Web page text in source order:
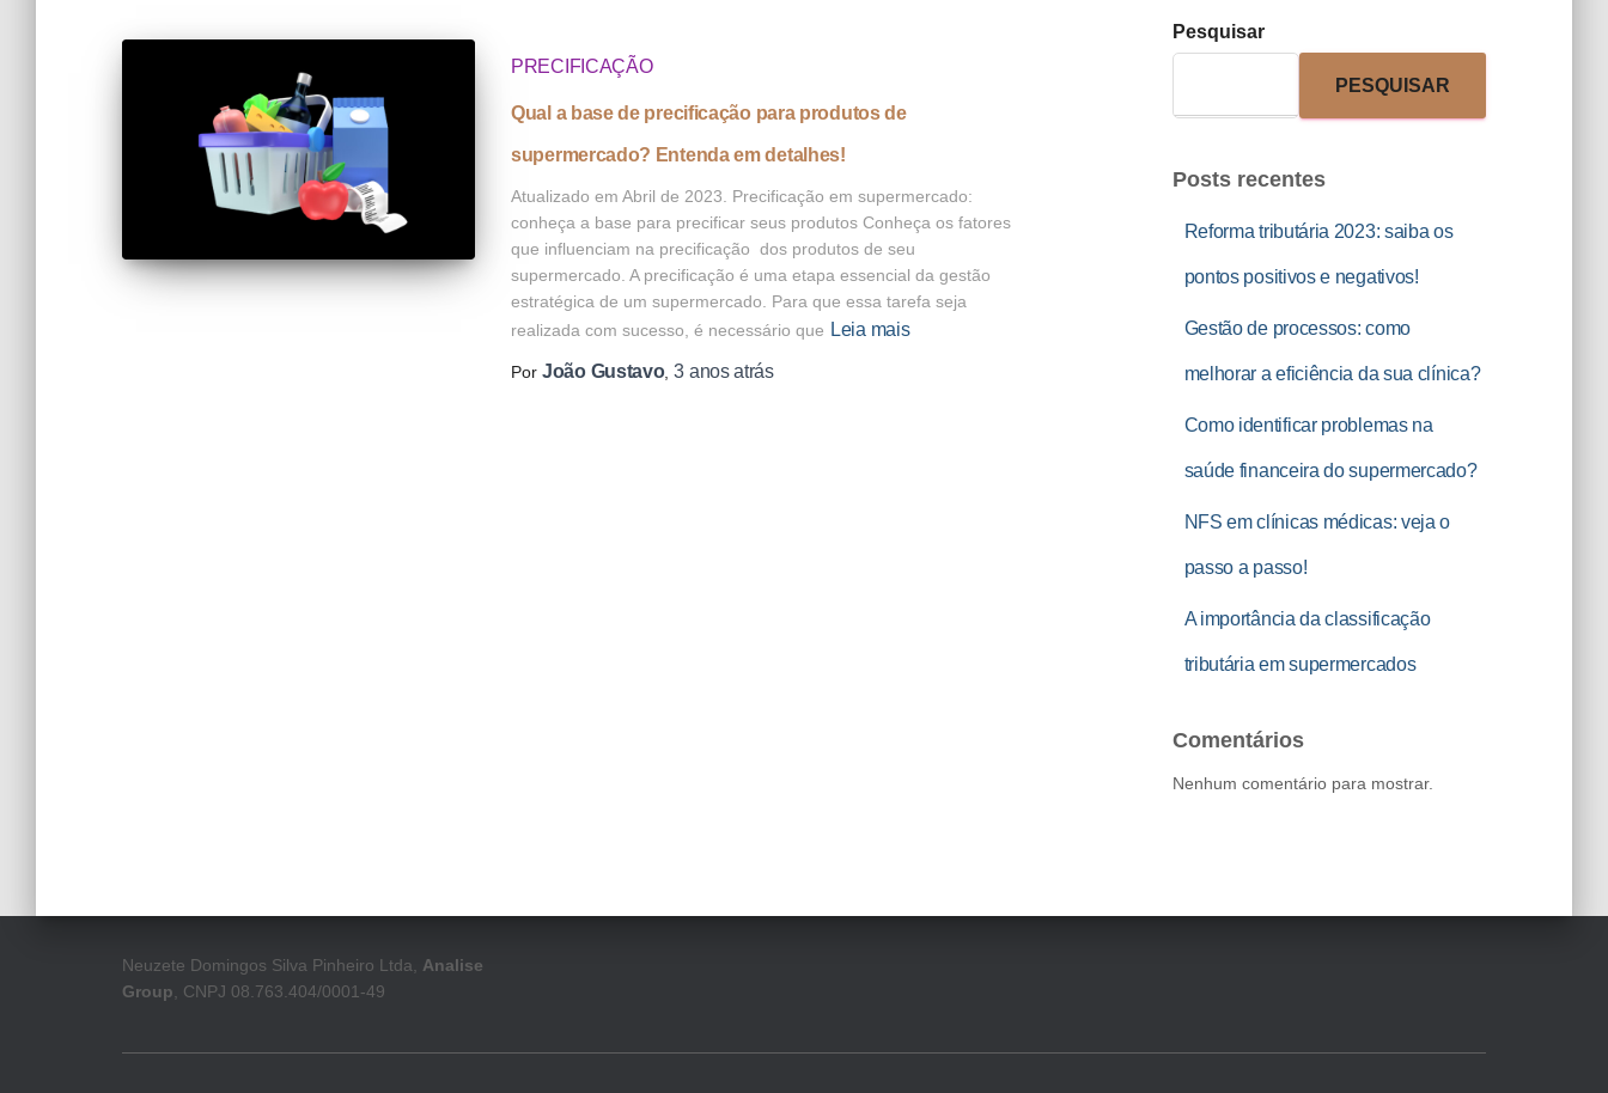
PRECIFICAÇÃO
Qual a base de precificação para produtos de
supermercado? Entenda em detalhes!
Atualizado em Abril de 2023. Precificação em supermercado:
conheça a base para precificar seus produtos Conheça os fatores
que influenciam na precificação dos produtos de seu
supermercado. A precificação é uma etapa essencial da gestão
estratégica de um supermercado. Para que essa tarefa seja
realizada com sucesso, é necessário que Leia mais
Por João Gustavo,3 anosatrás
Pesquisar
PESQUISAR
Posts recentes
Reforma tributária 2023: saiba os
pontos positivos e negativos!
Gestão de processos: como
melhorar a eficiência da sua clínica?
Como identificar problemas na
saúde financeira do supermercado?
NFS em clínicas médicas: veja o
passo a passo!
A importância da classificação
tributária em supermercados
Comentários
Nenhum comentário para mostrar.
Neuzete Domingos Silva Pinheiro Ltda, Analise
Group , CNPJ 08.763.404/0001-49